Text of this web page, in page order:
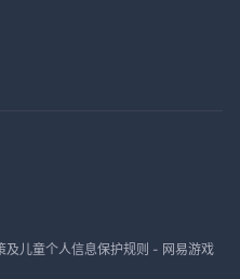
及儿童个人信息保护规则 - 网易游戏